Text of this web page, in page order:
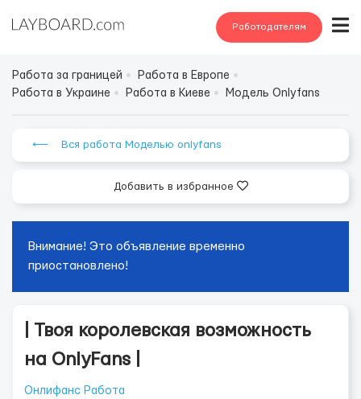
Работодателям
Работа за границей
Работа в Европе
Работа в Украине
Работа в Киеве Модель Onlyfans
⟵ Вся работа Моделью onlyfans
Добавить в избранное
Внимание! Это объявление временно
приостановлено!
| Твоя королевская возможность
на OnlyFans |
Онлифанс Работа